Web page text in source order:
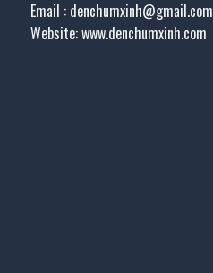
Email : denchumxinh@gmail.com
Website: www.denchumxinh.com